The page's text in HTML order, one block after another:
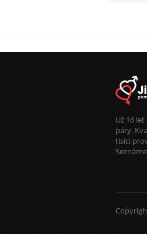
Už 16
páry.
tisíci